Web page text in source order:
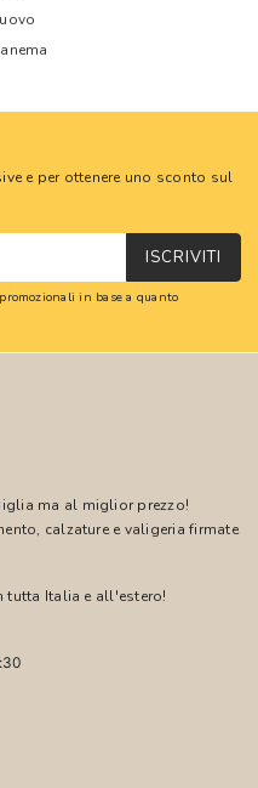
e per ottenere uno sconto sul
ISCRIVITI
in base a quanto
ma al miglior prezzo!
calzature e valigeria firmate
tutta Italia e all'estero!